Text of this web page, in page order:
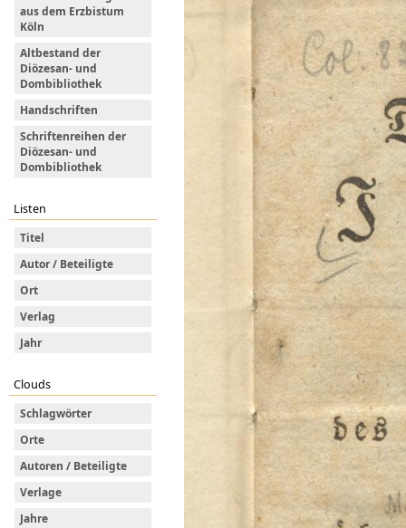
aus dem Erzbistum
Köln
Altbestand der
Diözesan- und
Dombibliothek
Handschriften
Schriftenreihen der
Diözesan- und
Dombibliothek
Listen
Titel
Autor / Beteiligte
Ort
Verlag
Jahr
Clouds
Schlagwörter
Orte
Autoren / Beteiligte
Verlage
Jahre